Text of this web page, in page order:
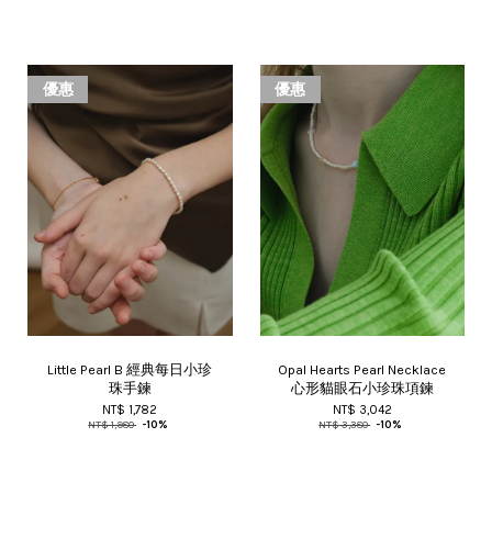
優惠
Little Pearl B 經典每日小珍
珠手鍊
NT$ 1,782
NT$ 1,980 -10%
優惠
Opal Hearts Pearl Necklace
心形貓眼石小珍珠項鍊
NT$ 3,042
NT$ 3,380 -10%